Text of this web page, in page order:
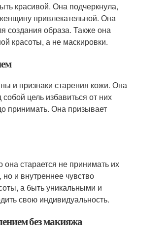
красивой. Она подчеркнула,
привлекательной. Она
создания образа. Также она
красоты, а не маскировки.
и признаки старения кожи. Она
цель избавиться от них
принимать. Она призывает
старается не принимать их
и внутреннее чувство
а быть уникальными и
свою индивидуальность.
без макияжа